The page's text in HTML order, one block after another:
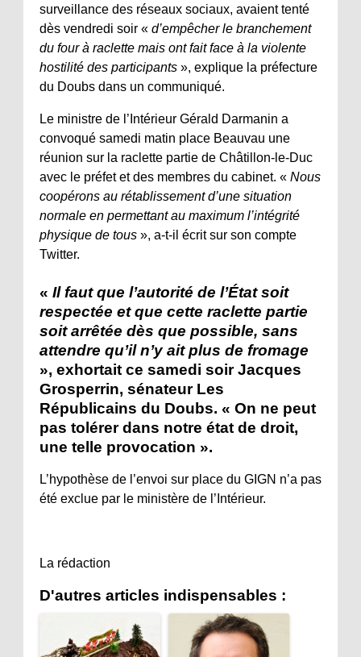
surveillance des réseaux sociaux, avaient tenté
dès vendredi soir « d’empêcher le branchement
du four à raclette mais ont fait face à la violente
hostilité des participants », explique la préfecture
du Doubs dans un communiqué.
Le ministre de l’Intérieur Gérald Darmanin a
convoqué samedi matin place Beauvau une
réunion sur la raclette partie de Châtillon-le-Duc
avec le préfet et des membres du cabinet. « Nous
coopérons au rétablissement d’une situation
normale en permettant au maximum l’intégrité
physique de tous », a-t-il écrit sur son compte
Twitter.
« Il faut que l’autorité de l’État soit
respectée et que cette raclette partie
soit arrêtée dès que possible, sans
attendre qu’il n’y ait plus de fromage
», exhortait ce samedi soir Jacques
Grosperrin, sénateur Les
Républicains du Doubs. « On ne peut
pas tolérer dans notre état de droit,
une telle provocation ».
L’hypothèse de l’envoi sur place du GIGN n’a pas
été exclue par le ministère de l’Intérieur.
La rédaction
D'autres articles indispensables :